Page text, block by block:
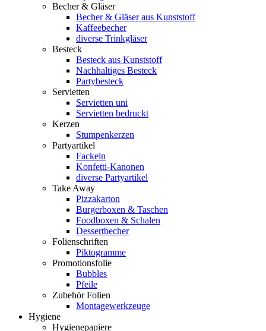
Becher & Gläser
Becher & Gläser aus Kunststoff
Kaffeebecher
diverse Trinkgläser
Besteck
Besteck aus Kunststoff
Nachhaltiges Besteck
Partybesteck
Servietten
Servietten uni
Servietten bedruckt
Kerzen
Stumpenkerzen
Partyartikel
Fackeln
Konfetti-Kanonen
diverse Partyartikel
Take Away
Pizzakarton
Burgerboxen & Taschen
Foodboxen & Schalen
Dessertbecher
Folienschriften
Piktogramme
Promotionsfolie
Bubbles
Pfeile
Zubehör Folien
Montagewerkzeuge
Hygiene
Hygienepapiere